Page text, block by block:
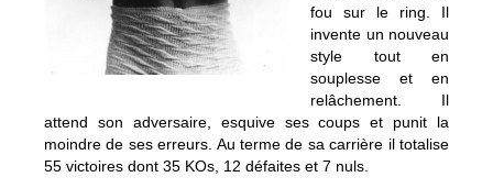
fou sur le ring. Il
invente un nouveau
style tout en
souplesse et en
relâchement. Il
attend son adversaire, esquive ses coups et punit la
moindre de ses erreurs. Au terme de sa carrière il totalise
55 victoires dont 35 KOs, 12 défaites et 7 nuls.